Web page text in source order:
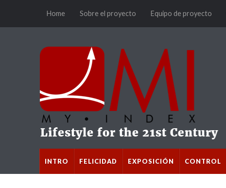
Home Sobre el proyecto Equipo de proyecto
INTRO FELICIDAD EXPOSICIÓN CONTROL